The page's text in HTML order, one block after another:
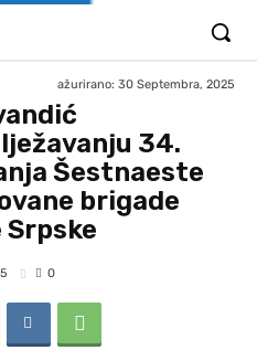
ažurirano: 30 Septembra, 2025
34.
Šestnaeste
brigade
Srpske
0